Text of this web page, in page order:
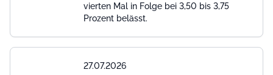
vierten Mal in Folge bei 3,50 bis 3,75
Prozent belässt.
27.07.2026